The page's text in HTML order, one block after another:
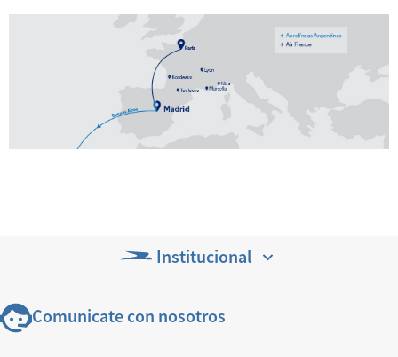
Institucional
Comunicate con nosotros